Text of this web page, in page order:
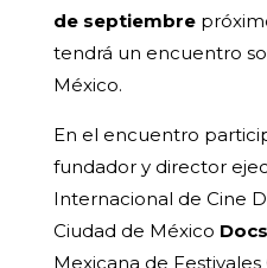
de septiembre
tendrá un encuentro
México.
En el encuentro
fundador y director
Internacional de Cine
Ciudad de México
Mexicana de